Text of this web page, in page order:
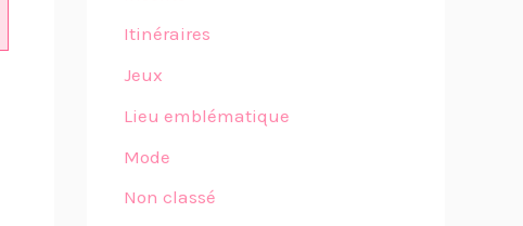
Itinéraires
Jeux
Lieu emblématique
Mode
Non classé